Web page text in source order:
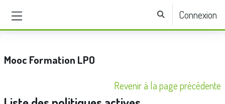
Panneau latéral Activer/désactiver la
Connexion
Mooc Formation LPO
Revenir à la page précédente